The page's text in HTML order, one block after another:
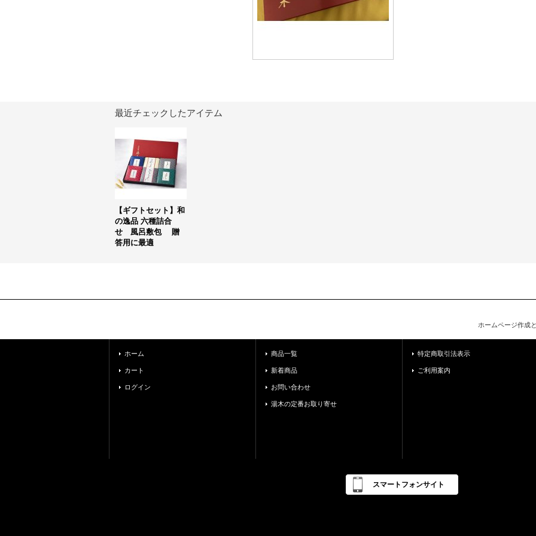
最近チェックしたアイテム
【ギフトセット】和
の逸品 六種詰合
せ 風呂敷包 贈
答用に最適
ホームページ作成
ホーム
カート
ログイン
商品一覧
新着商品
お問い合わせ
湯木の定番お取り寄せ
特定商取引法表示
ご利用案内
スマートフォンサイト